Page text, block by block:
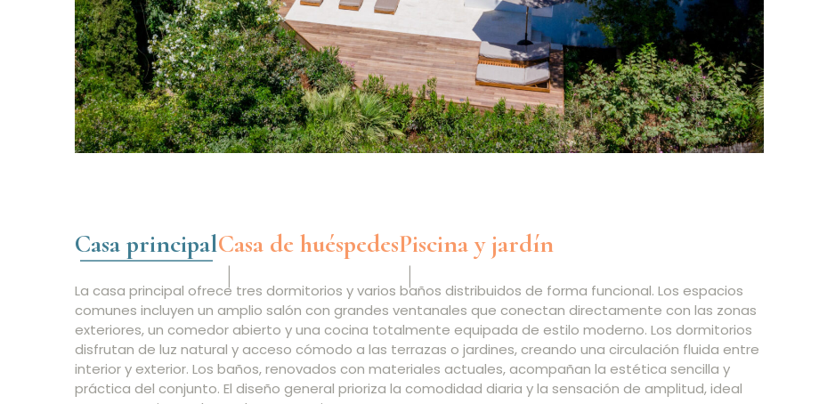
Casa principalCasa de huéspedesPiscina y jardín
La casa principal ofrece tres dormitorios y varios baños distribuidos de forma funcional. Los espacios
comunes incluyen un amplio salón con grandes ventanales que conectan directamente con las zonas
exteriores, un comedor abierto y una cocina totalmente equipada de estilo moderno. Los dormitorios
disfrutan de luz natural y acceso cómodo a las terrazas o jardines, creando una circulación fluida entre
interior y exterior. Los baños, renovados con materiales actuales, acompañan la estética sencilla y
práctica del conjunto. El diseño general prioriza la comodidad diaria y la sensación de amplitud, ideal